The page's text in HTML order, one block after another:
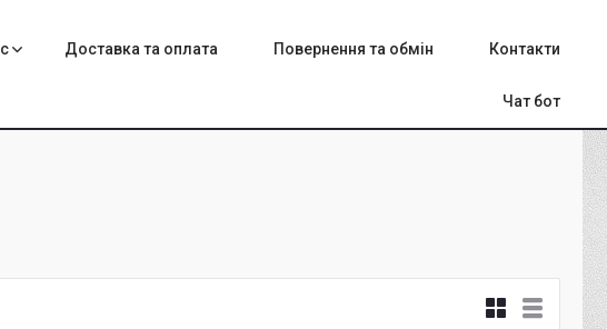
Доставка та оплата Повернення та обмін Контакти
Чат бот